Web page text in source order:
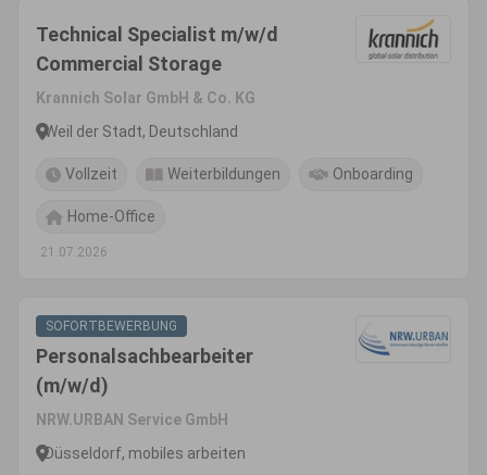
Technical Specialist m/w/d
Commercial Storage
Krannich Solar GmbH & Co. KG
Weil der Stadt, Deutschland
Vollzeit Weiterbildungen Onboarding
Home-Office
21.07.2026
SOFORTBEWERBUNG
Personalsachbearbeiter
(m/w/d)
NRW.URBAN Service GmbH
Düsseldorf, mobiles arbeiten